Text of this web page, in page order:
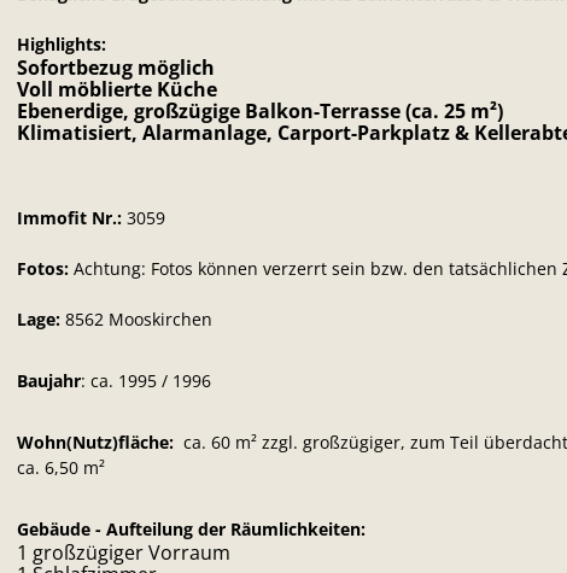
Highlights:
Sofortbezug möglich
Voll möblierte Küche
Ebenerdige, großzügige Balkon-Terrasse (ca. 25 m²)
Klimatisiert, Alarmanlage, Carport-Parkplatz &
Immofit Nr.: 3059
Fotos: Achtung: Fotos können verzerrt sein bzw. den
Lage: 8562 Mooskirchen
Baujahr: ca. 1995 / 1996
Wohn(Nutz)fläche: ca. 60 m² zzgl. großzügiger, zum Teil
ca. 6,50 m²
Gebäude - Aufteilung der Räumlichkeiten:
1 großzügiger Vorraum